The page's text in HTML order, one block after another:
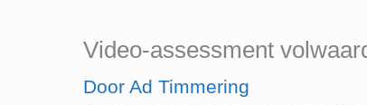
Video-assessment
Door Ad Timmering